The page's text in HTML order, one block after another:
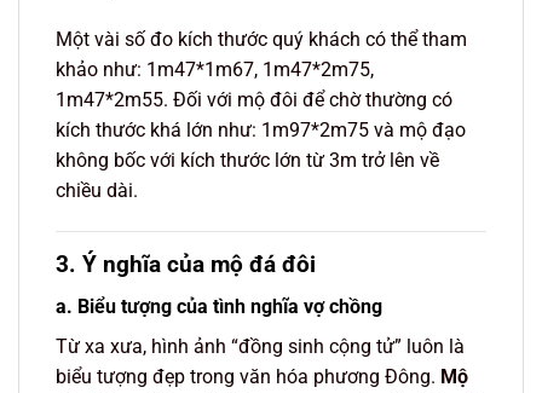
Một vài số đo kích thước quý khách có thể tham
khảo như: 1m47*1m67, 1m47*2m75,
1m47*2m55. Đối với mộ đôi để chờ thường có
kích thước khá lớn như: 1m97*2m75 và mộ đạo
không bốc với kích thước lớn từ 3m trở lên về
chiều dài.
3. Ý nghĩa của mộ đá đôi
a. Biểu tượng của tình nghĩa vợ chồng
Từ xa xưa, hình ảnh “đồng sinh cộng tử” luôn là
biểu tượng đẹp trong văn hóa phương Đông. Mộ